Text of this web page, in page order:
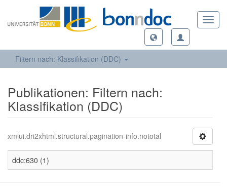
Filtern nach: Klassifikation (DDC)
Publikationen: Filtern nach:
Klassifikation (DDC)
xmlui.dri2xhtml.structural.pagination-info.nototal
ddc:630 (1)